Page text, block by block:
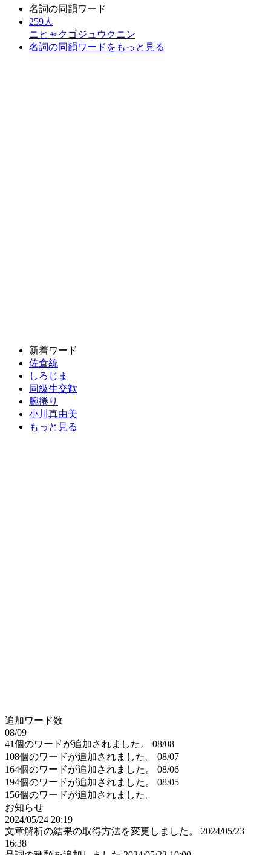
名詞の同韻ワード
259人
ニヒャクゴジュウクニン
名詞の同韻ワードをもっと見る
新着ワード
佐倉統
しろじま
同級生交歓
腕捲り
小川真由美
もっと見る
追加ワード数
08/09
41個のワードが追加されました。
08/08
108個のワードが追加されました。
08/07
164個のワードが追加されました。
08/06
194個のワードが追加されました。
08/05
156個のワードが追加されました。
お知らせ
2024/05/24 20:19
文章解析の結果の取得方法を変更しました。
2024/05/23
16:38